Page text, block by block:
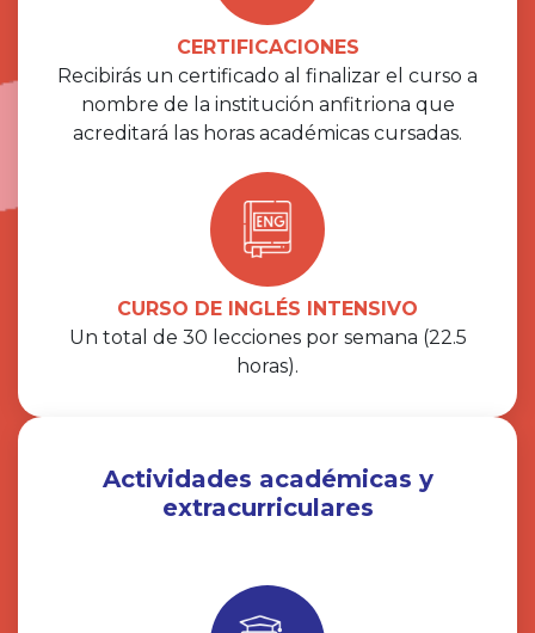
CERTIFICACIONES
Recibirás un certificado al finalizar el curso a
nombre de la institución anfitriona que
acreditará las horas académicas cursadas.
CURSO DE INGLÉS INTENSIVO
Un total de 30 lecciones por semana (22.5
horas).
Actividades académicas y
extracurriculares